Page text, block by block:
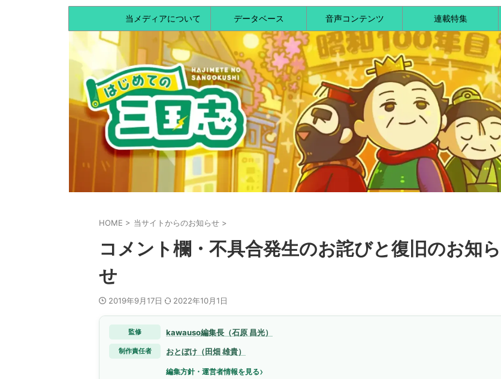
当メディアについて データベース 音声コンテンツ 連載特集
HOME > 当サイトからのお知らせ >
コメント欄・不具合発生のお詫びと復旧のお知ら
せ
2019年9月17日 2022年10月1日
監修 kawauso編集長（石原 昌光）
制作責任者 おとぼけ（田畑 雄貴）
編集方針・運営者情報を見る›